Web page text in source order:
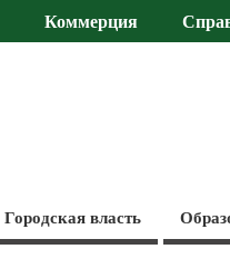
Коммерция
Городская власть